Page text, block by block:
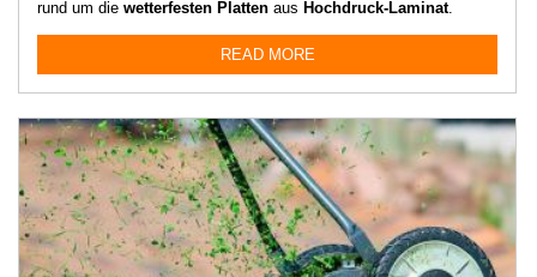
rund um die wetterfesten Platten aus Hochdruck-Laminat.
READ MORE